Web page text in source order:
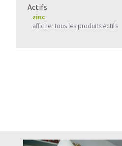
Actifs
zinc
afficher tous les produits Actifs